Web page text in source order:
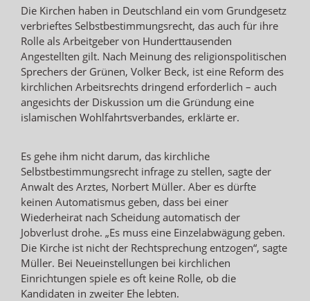
Die Kirchen haben in Deutschland ein vom Grundgesetz
verbrieftes Selbstbestimmungsrecht, das auch für ihre
Rolle als Arbeitgeber von Hunderttausenden
Angestellten gilt. Nach Meinung des religionspolitischen
Sprechers der Grünen, Volker Beck, ist eine Reform des
kirchlichen Arbeitsrechts dringend erforderlich – auch
angesichts der Diskussion um die Gründung eine
islamischen Wohlfahrtsverbandes, erklärte er.
Es gehe ihm nicht darum, das kirchliche
Selbstbestimmungsrecht infrage zu stellen, sagte der
Anwalt des Arztes, Norbert Müller. Aber es dürfte
keinen Automatismus geben, dass bei einer
Wiederheirat nach Scheidung automatisch der
Jobverlust drohe. „Es muss eine Einzelabwägung geben.
Die Kirche ist nicht der Rechtsprechung entzogen“, sagte
Müller. Bei Neueinstellungen bei kirchlichen
Einrichtungen spiele es oft keine Rolle, ob die
Kandidaten in zweiter Ehe lebten.